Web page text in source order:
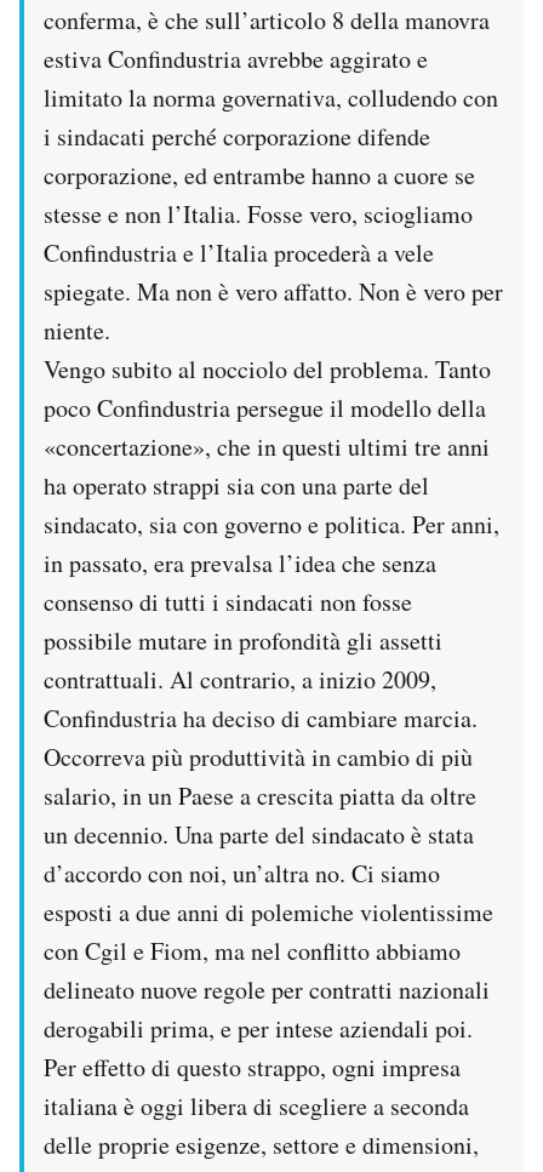
conferma, è che sull’articolo 8 della manovra
estiva Confindustria avrebbe aggirato e
limitato la norma governativa, colludendo con
i sindacati perché corporazione difende
corporazione, ed entrambe hanno a cuore se
stesse e non l’Italia. Fosse vero, sciogliamo
Confindustria e l’Italia procederà a vele
spiegate. Ma non è vero affatto. Non è vero per
niente.
Vengo subito al nocciolo del problema. Tanto
poco Confindustria persegue il modello della
«concertazione», che in questi ultimi tre anni
ha operato strappi sia con una parte del
sindacato, sia con governo e politica. Per anni,
in passato, era prevalsa l’idea che senza
consenso di tutti i sindacati non fosse
possibile mutare in profondità gli assetti
contrattuali. Al contrario, a inizio 2009,
Confindustria ha deciso di cambiare marcia.
Occorreva più produttività in cambio di più
salario, in un Paese a crescita piatta da oltre
un decennio. Una parte del sindacato è stata
d’accordo con noi, un’altra no. Ci siamo
esposti a due anni di polemiche violentissime
con Cgil e Fiom, ma nel conflitto abbiamo
delineato nuove regole per contratti nazionali
derogabili prima, e per intese aziendali poi.
Per effetto di questo strappo, ogni impresa
italiana è oggi libera di scegliere a seconda
delle proprie esigenze, settore e dimensioni,